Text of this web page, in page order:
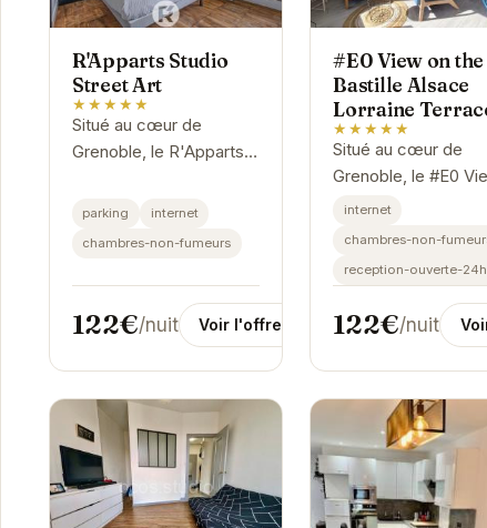
R'Apparts Studio
Street Art
★★★★★
Situé au cœur de
Grenoble, le R'Apparts
un hébergement élégant
street art....
parking
internet
chambres-non-fumeurs
122€/nuit Voir l'offre
#E0 View on the
Bastille Alsace
Lorraine
★★★★★
Situé au cœur de
Grenoble, le #E0
on the Bastille Alsace
la Bastille depuis sa
terrasse. Cet...
internet
chambres-non-
reception-ouverte-
122€/nuit